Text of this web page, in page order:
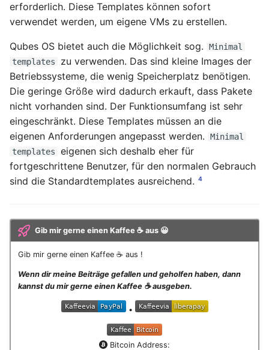
erforderlich. Diese Templates können sofort
verwendet werden, um eigene VMs zu erstellen.
Qubes OS bietet auch die Möglichkeit sog.
Minimal
templates
zu verwenden. Das sind kleine Images der
Betriebssysteme, die wenig Speicherplatz benötigen.
Die geringe Größe wird dadurch erkauft, dass Pakete
nicht vorhanden sind. Der Funktionsumfang ist sehr
eingeschränkt. Diese Templates müssen an die
eigenen Anforderungen angepasst werden.
Minimal
templates
eigenen sich deshalb eher für
fortgeschrittene Benutzer, für den normalen Gebrauch
sind die Standardtemplates ausreichend. 4
Gib mir gerne einen Kaffee ☕ aus 😀
Gib mir gerne einen Kaffee ☕ aus !
Wenn dir meine Beiträge gefallen und geholfen haben, dann
kannst du mir gerne einen Kaffee ☕️ ausgeben.
•
Bitcoin Address: